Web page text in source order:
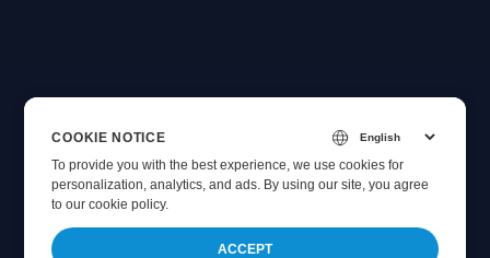
COOKIE NOTICE
To provide you with the best experience, we use cookies for
personalization, analytics, and ads. By using our site, you agree
toour cookie policy.
ACCEPT